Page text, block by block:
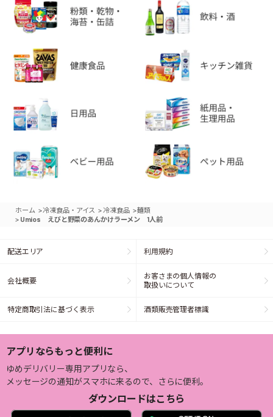
ホーム >冷凍食品・アイス > 冷凍食品 >麺類
> Umios えびと野菜のあんかけラーメン 1人前
配送エリア 利用規約
会社概要
お客さまの個人情報の
取扱いについて
特定商取引法に基づく表示 酒類販売管理者標識
アプリならもっと便利に
ゆめデリバリー専用アプリなら、
メッセージの通知がスマホに来るので、さらに便利。
ダウンロードはこちら